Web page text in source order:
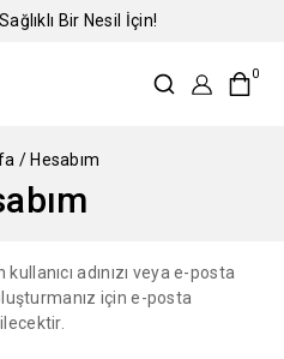
Bir Nesil İçin!
0
/ Hesabım
adınızı veya e-posta
için e-posta